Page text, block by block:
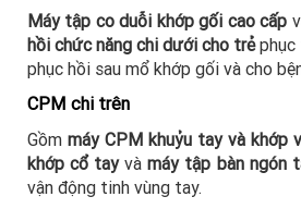
Máy tập co duỗi khớp gối cao cấp
hồi chức năng chi dưới cho trẻphục
phục hồi sau mổ khớp gối và cho
CPM chi trên
Gồm máy CPM khuỷu tay và khớp
khớp cổ tayvà máy tập bàn ngón
vận động tinh vùng tay.